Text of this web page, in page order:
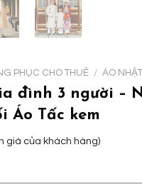
PHỤC CHO THUÊ / ÁO
đình 3 người –
Áo Tấc kem
giá của khách hàng)